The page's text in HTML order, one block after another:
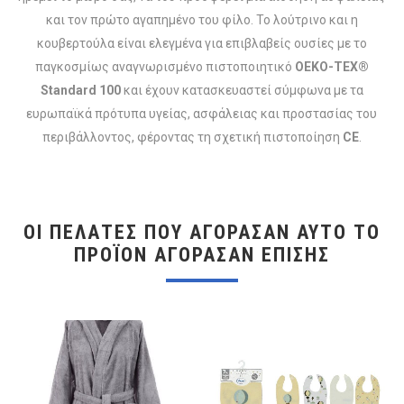
και τον πρώτο αγαπημένο του φίλο. Το λούτρινο και η
κουβερτούλα είναι ελεγμένα για επιβλαβείς ουσίες με το
παγκοσμίως αναγνωρισμένο πιστοποιητικό OEKO-TEX®
Standard 100και έχουν κατασκευαστεί σύμφωνα με τα
ευρωπαϊκά πρότυπα υγείας, ασφάλειας και προστασίας του
περιβάλλοντος, φέροντας τη σχετική πιστοποίηση CE.
ΟΙ ΠΕΛΆΤΕΣ ΠΟΥ ΑΓΌΡΑΣΑΝ ΑΥΤΌ ΤΟ
ΠΡΟΪΌΝ ΑΓΌΡΑΣΑΝ ΕΠΊΣΗΣ